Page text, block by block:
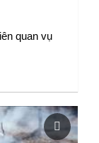
quan vụ